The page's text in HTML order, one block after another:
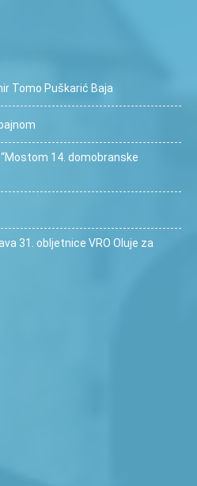
Tomo Puškarić Baja
14. domobranske
31. obljetnice VRO Oluje za